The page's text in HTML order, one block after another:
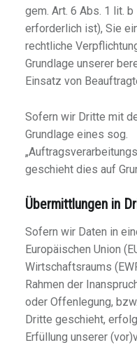
gem. Art. 6 Abs. 1 lit.
erforderlich ist), Sie
rechtliche
Grundlage unserer
Einsatz von
Sofern wir Dritte mit
Grundlage eines sog.
geschieht dies auf
Übermittlungen in
Sofern wir Daten in
Europäischen Union
Wirtschaftsraums
Rahmen der
oder Offenlegung,
Dritte geschieht,
Erfüllung unserer